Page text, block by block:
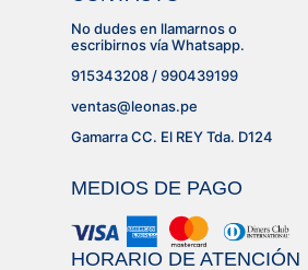
No dudes en llamarnos o
escribirnos vía Whatsapp.
915343208 / 990439199
ventas@leonas.pe
Gamarra CC. El REY Tda. D124
MEDIOS DE PAGO
HORARIO DE ATENCIÓN